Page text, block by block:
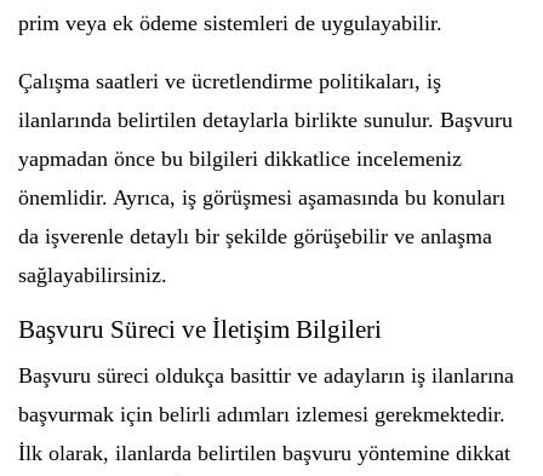
prim veya ek ödeme sistemleri de uygulayabilir.
Çalışma saatleri ve ücretlendirme politikaları, iş
ilanlarında belirtilen detaylarla birlikte sunulur. Başvuru
yapmadan önce bu bilgileri dikkatlice incelemeniz
önemlidir. Ayrıca, iş görüşmesi aşamasında bu konuları
da işverenle detaylı bir şekilde görüşebilir ve anlaşma
sağlayabilirsiniz.
Başvuru Süreci ve İletişim Bilgileri
Başvuru süreci oldukça basittir ve adayların iş ilanlarına
başvurmak için belirli adımları izlemesi gerekmektedir.
İlk olarak, ilanlarda belirtilen başvuru yöntemine dikkat